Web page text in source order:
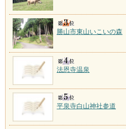
勝山市東山いこいの森
法恩寺温泉
平泉寺白山神社参道